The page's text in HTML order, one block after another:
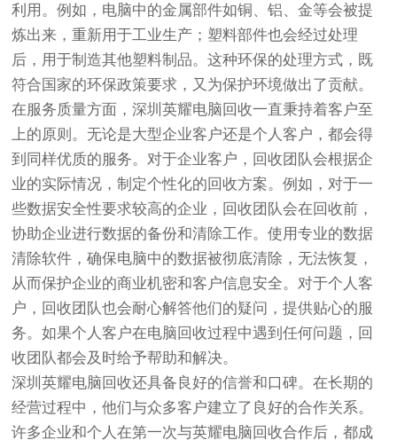
利用。例如，电脑中的金属部件如铜、铝、金等会被提
炼出来，重新用于工业生产；塑料部件也会经过处理
后，用于制造其他塑料制品。这种环保的处理方式，既
符合国家的环保政策要求，又为保护环境做出了贡献。
在服务质量方面，深圳英耀电脑回收一直秉持着客户至
上的原则。无论是大型企业客户还是个人客户，都会得
到同样优质的服务。对于企业客户，回收团队会根据企
业的实际情况，制定个性化的回收方案。例如，对于一
些数据安全性要求较高的企业，回收团队会在回收前，
协助企业进行数据的备份和清除工作。使用专业的数据
清除软件，确保电脑中的数据被彻底清除，无法恢复，
从而保护企业的商业机密和客户信息安全。对于个人客
户，回收团队也会耐心解答他们的疑问，提供贴心的服
务。如果个人客户在电脑回收过程中遇到任何问题，回
收团队都会及时给予帮助和解决。
深圳英耀电脑回收还具备良好的信誉和口碑。在长期的
经营过程中，他们与众多客户建立了良好的合作关系。
许多企业和个人在第一次与英耀电脑回收合作后，都成